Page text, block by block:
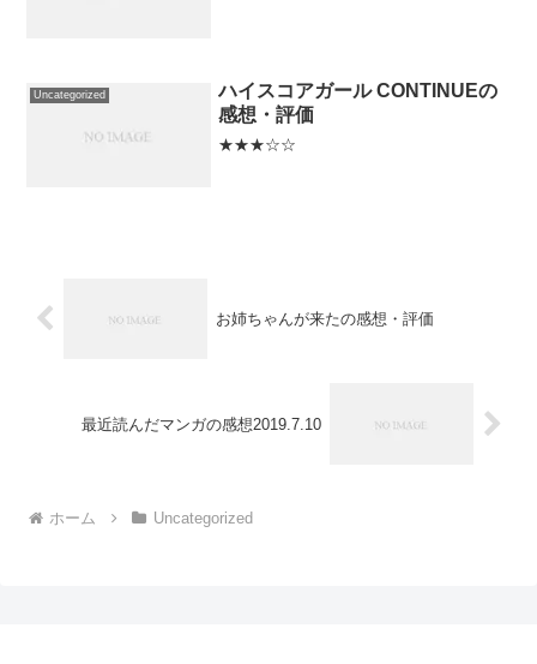
Uncategorized
ハイスコアガール CONTINUEの
感想・評価
★★★☆☆
お姉ちゃんが来たの感想・評価
最近読んだマンガの感想2019.7.10
ホーム Uncategorized